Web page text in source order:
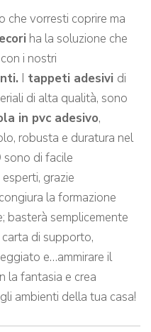
che vorresti coprire ma
ha la soluzione che
i nostri
I tappeti adesivi di
di alta qualità, sono
in pvc adesivo,
robusta e duratura nel
sono di facile
grazie
la formazione
basterà semplicemente
di supporto,
e…ammirare il
la fantasia e crea
ambienti della tua casa!